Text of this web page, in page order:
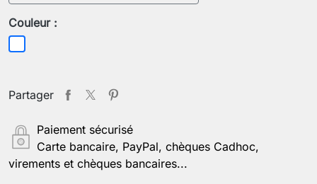
Couleur :
Blanc
Partager
Paiement sécurisé
Carte bancaire, PayPal, chèques Cadhoc,
virements et chèques bancaires...